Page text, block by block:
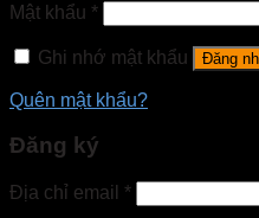
Mật khẩu *
Ghi nhớ mật khẩu Đăng
Quên mật khẩu?
Đăng ký
Địa chỉ email *